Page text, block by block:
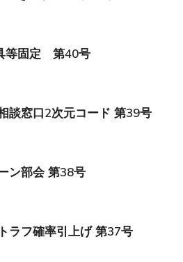
等固定 第40号
談窓口2次元コード 第39号
ン部会 第38号
ラフ確率引上げ 第37号